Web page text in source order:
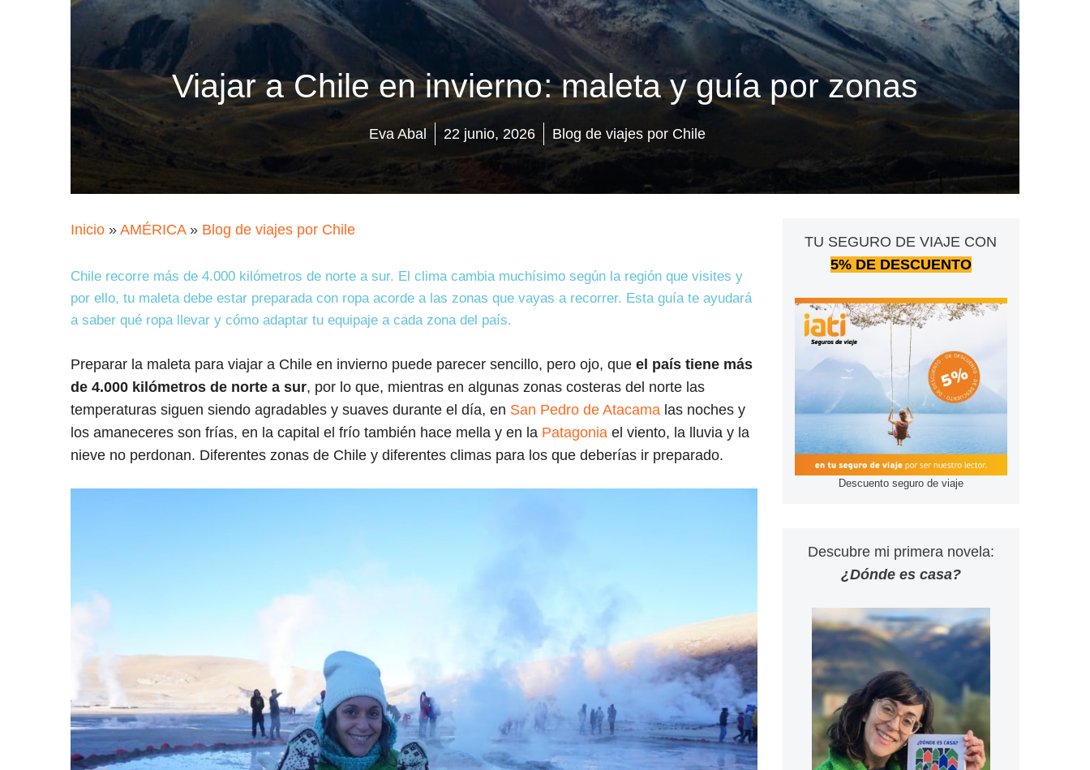
Viajar a Chile en invierno: maleta y guía por zonas
Eva Abal 22 junio, 2026 Blog de viajes por Chile
Inicio » AMÉRICA» Blog de viajes por Chile
Chile recorre más de 4.000 kilómetros de norte a sur. El clima cambia muchísimo según la región que visites y
por ello, tu maleta debe estar preparada con ropa acorde a las zonas que vayas a recorrer. Esta guía te ayudará
a saber qué ropa llevar y cómo adaptar tu equipaje a cada zona del país.
Preparar la maleta para viajar a Chile en invierno puede parecer sencillo, pero ojo, que el país tiene más
de 4.000 kilómetros de norte a sur, por lo que, mientras en algunas zonas costeras del norte las
temperaturas siguen siendo agradables y suaves durante el día, en San Pedro de Atacama las noches y
los amaneceres son frías, en la capital el frío también hace mella y en la Patagonia el viento, la lluvia y la
nieve no perdonan. Diferentes zonas de Chile y diferentes climas para los que deberías ir preparado.
TU SEGURO DE VIAJE CON
5% DE DESCUENTO
Descuento seguro de viaje
Descubre mi primera novela:
¿Dónde es casa?